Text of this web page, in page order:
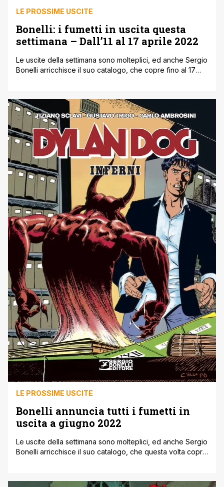
LE PROSSIME USCITE
Bonelli: i fumetti in uscita questa
settimana – Dall’11 al 17 aprile 2022
Le uscite della settimana sono molteplici, ed anche Sergio
Bonelli arricchisce il suo catalogo, che copre fino al 17
eventuali acquisti online! Le uscite Sergio Bonelli dall'11 al
17 Aprile! Le Storie 114 – Un ragazzo [']
LE PROSSIME USCITE
Bonelli annuncia tutti i fumetti in
uscita a giugno 2022
Le uscite della settimana sono molteplici, ed anche Sergio
Bonelli arricchisce il suo catalogo, che questa volta copre
intanto vi ricordiamo che potete visitare il sito e lo shop